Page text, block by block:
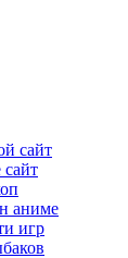
сайт
аниме
игр